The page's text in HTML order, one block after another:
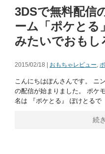
3DSで無料配信
ーム「ポケとる
みたいでおもし
2015/02/18 | おもちゃレビュー,
こんにちはぽんさんです。 ニ
の配信が始まりました。 ポケ
名は 『ポケとる』 ぽけとるで
続